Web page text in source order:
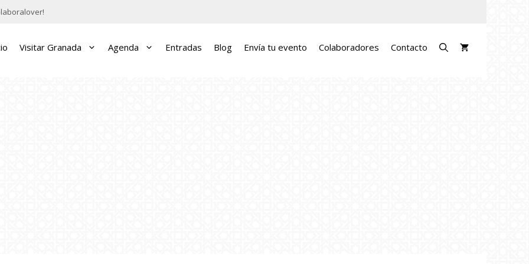
Visitar Granada Agenda Entradas Blog Envía tu evento Colaboradores Contacto